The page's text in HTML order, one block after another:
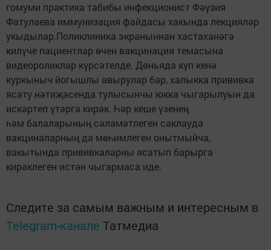
гомуми практика табибы инфекционист Фәүзия
Фатулаева иммунизация файдасы хакында лекцияләр
укыдылар.Поликлиника экраныннан хастаханәгә
килүче пациентлар өчен вакцинация темасына
видеороликлар күрсәтелде. Дөньяда күп кенә
куркыныч йогышлы авырулар бар, халыкка прививка
ясату нәтиҗәсенда тулысынчы юкка чыгарылуын да
искәртеп үтәрга кирәк. Һәр кеше үзенең
һәм балаларының сәламәтлеген саклауда
вакциналарның да мөһимлеген онытмыйча,
вакытында прививкаларны ясатып барырга
кирәклеген истән чыгармаса иде.
Следите за самым важным и интересным в
Telegram-канале Татмедиа